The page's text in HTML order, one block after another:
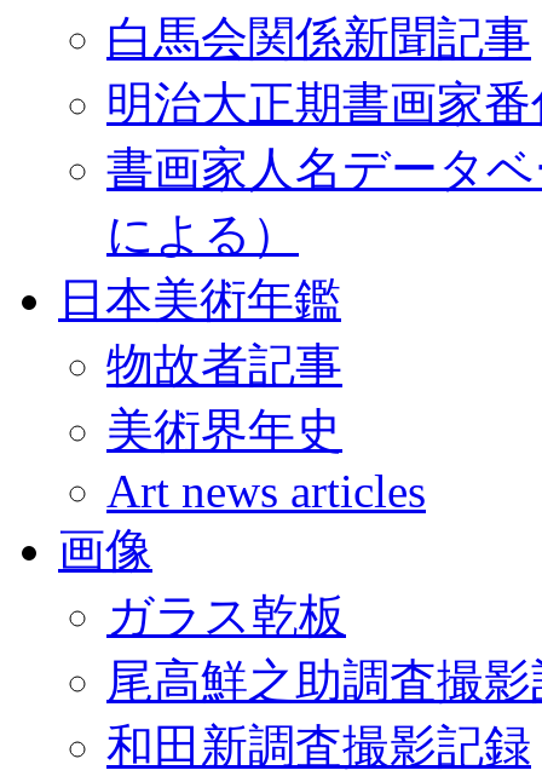
白馬会関係新聞記事
明治大正期書画家
書画家人名データ
による）
日本美術年鑑
物故者記事
美術界年史
Art news articles
画像
ガラス乾板
尾高鮮之助調査撮
和田新調査撮影記録